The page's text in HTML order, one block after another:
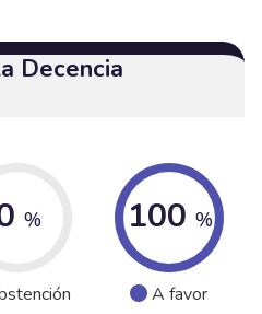
Decencia
% 100 %
A favor